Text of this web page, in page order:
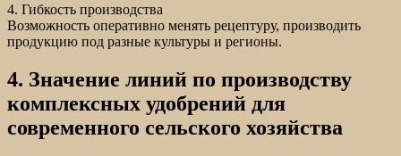
4. Гибкость производства
Возможность оперативно менять рецептуру, производить
продукцию под разные культуры и регионы.
4. Значение линий по производству
комплексных удобрений для
современного сельского хозяйства